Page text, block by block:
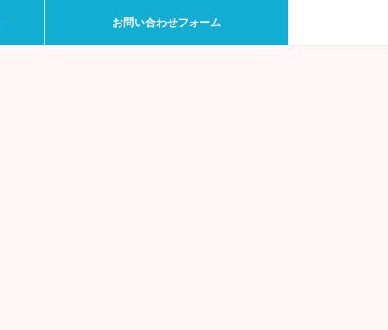
お問い合わせフォーム